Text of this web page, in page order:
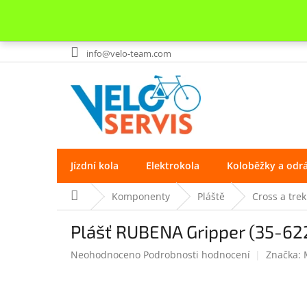
Přejít
na
info@velo-team.com
Jízdní kola Elektrokola Koloběžky a
Domů Komponenty Pláště Cross a
Plášť RUBENA Gripper (35-
Průměrné
Neohodnoceno Podrobnosti hodnocení Značka: